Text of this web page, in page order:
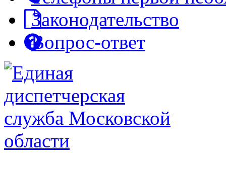
Законодательство
Вопрос-ответ